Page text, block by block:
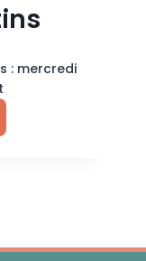
peuvent
être
sur
: mercredi
Ce
produit
peuvent